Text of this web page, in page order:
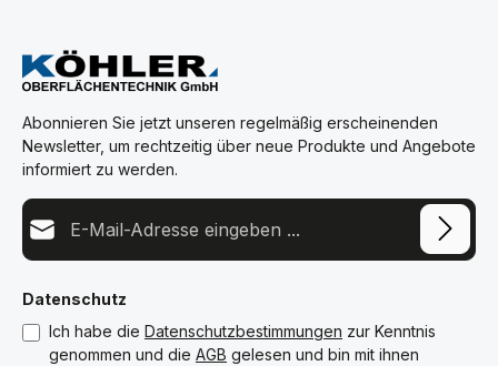
Abonnieren Sie jetzt unseren regelmäßig erscheinenden
Newsletter, um rechtzeitig über neue Produkte und Angebote
informiert zu werden.
E-Mail-Adresse*
Datenschutz
Ich habe die Datenschutzbestimmungen zur Kenntnis
genommen und die AGB gelesen und bin mit ihnen